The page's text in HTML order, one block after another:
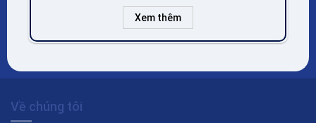
Xem thêm
Về chúng tôi